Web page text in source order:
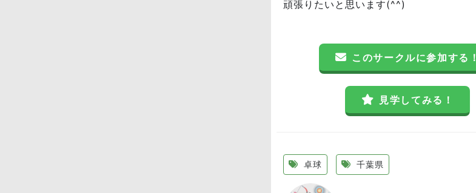
頑張りたいと思います(^^)
このサークルに参加する！
見学してみる！
卓球 千葉県